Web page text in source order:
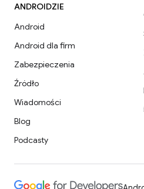
ANDROIDZIE
Android
Android dla firm
Zabezpieczenia
Źródło
Wiadomości
Blog
Podcasty